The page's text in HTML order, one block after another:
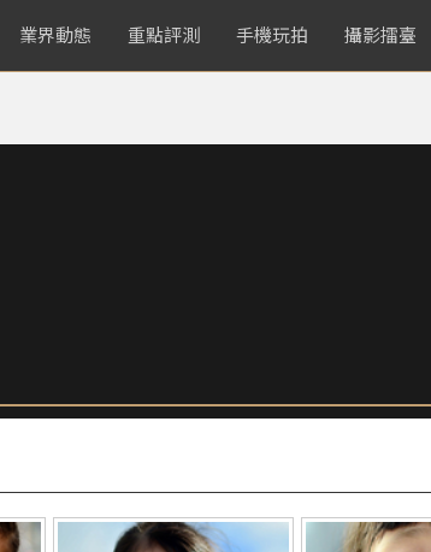
業界動態 重點評測 手機玩拍 攝影擂臺